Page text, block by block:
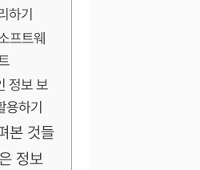
하기
프트웨
정보 보
하기
본 것들
정보